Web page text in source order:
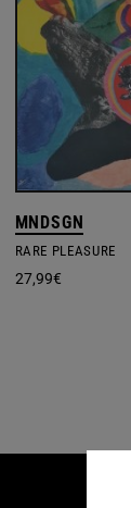
MNDSGN
RARE PLEASURE
27,99€